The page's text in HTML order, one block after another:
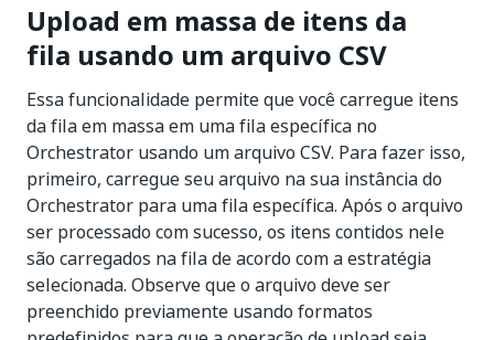
Upload em massa de itens da
fila usando um arquivo CSV
Essa funcionalidade permite que você carregue itens
da fila em massa em uma fila específica no
Orchestrator usando um arquivo CSV. Para fazer isso,
primeiro, carregue seu arquivo na sua instância do
Orchestrator para uma fila específica. Após o arquivo
ser processado com sucesso, os itens contidos nele
são carregados na fila de acordo com a estratégia
selecionada. Observe que o arquivo deve ser
preenchido previamente usando formatos